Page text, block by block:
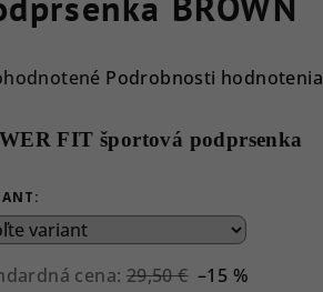
Podrobnosti hodnotenia
FIT športová podprsenka
cena: 29,50 € –15 %